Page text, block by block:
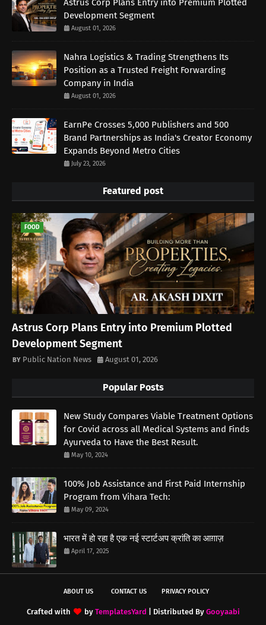
Astrus Corp Plans Entry into Premium Plotted
Development Segment
August 01, 2026
Nahra Logistics & Trading Strengthens Its
Position as a Trusted Freight Forwarding
Company in India
August 01, 2026
EarnPe Crosses 5,000 Publishers and 500
Brand Partnerships as India's Creator Economy
Expands Beyond Metro Cities
July 23, 2026
Featured post
FOOD
Astrus Corp Plans Entry into Premium Plotted
Development Segment
Public Nation News August 01, 2026
Popular Posts
New Study Compares Viable Treatment Options
for Covid across all Medical Systems and Finds
Ayurveda to Have the Best Result.
May 10, 2024
100% Job Assistance and First Paid Internship
Program from Vihara Tech:
May 09, 2024
भारत में हो रहा है एक नई स्टार्टअप क्रांति का आग़ाज़
April 17, 2025
ABOUT US CONTACT US PRIVACY POLICY
Crafted with by TemplatesYard | Distributed By Gooyaabi